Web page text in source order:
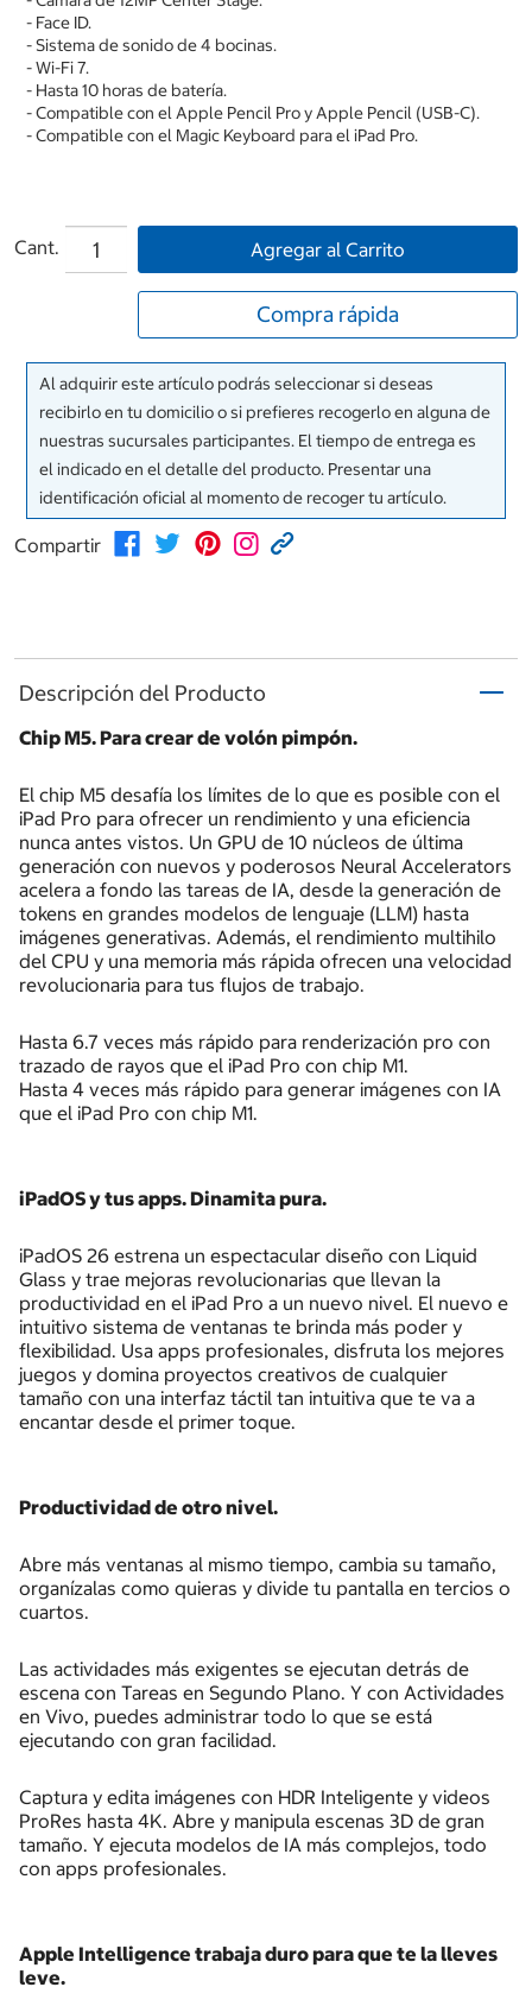
- Face ID.
- Sistema de sonido de 4 bocinas.
- Wi-Fi 7.
- Hasta 10 horas de batería.
- Compatible con el Apple Pencil Pro y Apple Pencil (USB-C).
- Compatible con el Magic Keyboard para el iPad Pro.
Cant. Agregar al Carrito
Compra rápida
Al adquirir este artículo podrás seleccionar si deseas
recibirlo en tu domicilio o si prefieres recogerlo en alguna de
nuestras sucursales participantes. El tiempo de entrega es
el indicado en el detalle del producto. Presentar una
identificación oficial al momento de recoger tu artículo.
Compartir
Descripción del Producto
Chip M5. Para crear de volón pimpón.
El chip M5 desafía los límites de lo que es posible con el
iPad Pro para ofrecer un rendimiento y una eficiencia
nunca antes vistos. Un GPU de 10 núcleos de última
generación con nuevos y poderosos Neural Accelerators
acelera a fondo las tareas de IA, desde la generación de
tokens en grandes modelos de lenguaje (LLM) hasta
imágenes generativas. Además, el rendimiento multihilo
del CPU y una memoria más rápida ofrecen una velocidad
revolucionaria para tus flujos de trabajo.
Hasta 6.7 veces más rápido para renderización pro con
trazado de rayos que el iPad Pro con chip M1.
Hasta 4 veces más rápido para generar imágenes con IA
que el iPad Pro con chip M1.
iPadOS y tus apps. Dinamita pura.
iPadOS 26 estrena un espectacular diseño con Liquid
Glass y trae mejoras revolucionarias que llevan la
productividad en el iPad Pro a un nuevo nivel. El nuevo e
intuitivo sistema de ventanas te brinda más poder y
flexibilidad. Usa apps profesionales, disfruta los mejores
juegos y domina proyectos creativos de cualquier
tamaño con una interfaz táctil tan intuitiva que te va a
encantar desde el primer toque.
Productividad de otro nivel.
Abre más ventanas al mismo tiempo, cambia su tamaño,
organízalas como quieras y divide tu pantalla en tercios o
cuartos.
Las actividades más exigentes se ejecutan detrás de
escena con Tareas en Segundo Plano. Y con Actividades
en Vivo, puedes administrar todo lo que se está
ejecutando con gran facilidad.
Captura y edita imágenes con HDR Inteligente y videos
ProRes hasta 4K. Abre y manipula escenas 3D de gran
tamaño. Y ejecuta modelos de IA más complejos, todo
con apps profesionales.
Apple Intelligence trabaja duro para que te la lleves
leve.